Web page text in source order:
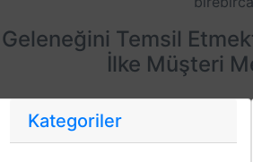
Temsil
İlke Müşteri
Kategoriler